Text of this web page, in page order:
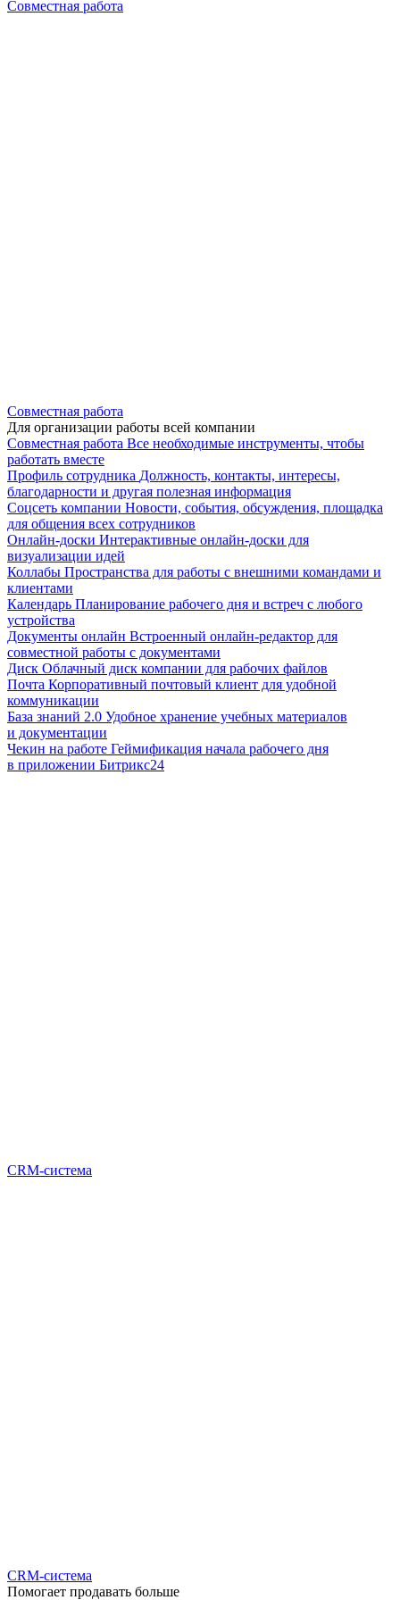
Совместная работа
Совместная работа
Для организации работы всей компании
Совместная работа Все необходимые инструменты, чтобы
работать вместе
Профиль сотрудника Должность, контакты, интересы,
благодарности и другая полезная информация
Соцсеть компании Новости, события, обсуждения, площадка
для общения всех сотрудников
Онлайн-доски Интерактивные онлайн-доски для
визуализации идей
Коллабы Пространства для работы с внешними командами и
клиентами
Календарь Планирование рабочего дня и встреч с любого
устройства
Документы онлайн Встроенный онлайн-редактор для
совместной работы с документами
Диск Облачный диск компании для рабочих файлов
Почта Корпоративный почтовый клиент для удобной
коммуникации
База знаний 2.0 Удобное хранение учебных материалов
и документации
Чекин на работе Геймификация начала рабочего дня
в приложении Битрикс24
CRM-система
CRM-система
Помогает продавать больше